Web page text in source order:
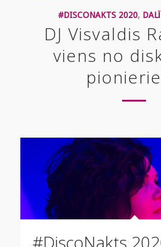
#DISCONAKTS 2020,
DJ Visvaldis
viens no
#DiscoNakts